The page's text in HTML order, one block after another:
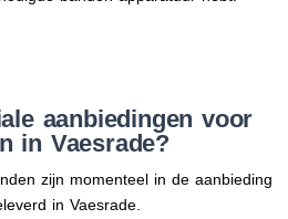
aanbiedingen voor
in Vaesrade?
zijn momenteel in de aanbieding
in Vaesrade.